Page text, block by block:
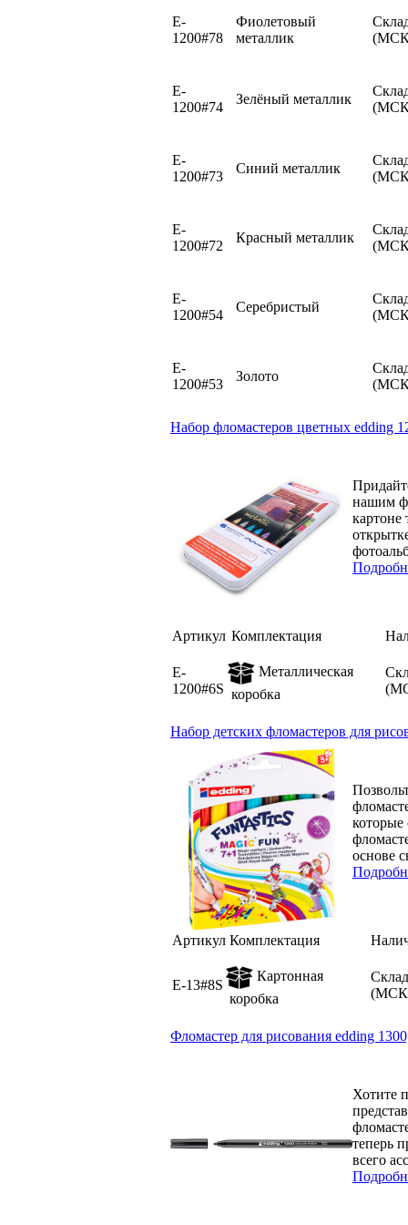
E-
1200#78
Фиолетовый
металлик
E-
1200#74
Зелёный металлик
E-
1200#73
Синий металлик
E-
1200#72
Красный металлик
E-
1200#54
Серебристый
E-
1200#53
Золото
Набор фломастеров цветных edding
нашим
картоне
Артикул Комплектация
E-
1200#6S
Металлическая
коробка
Набор детских фломастеров для
которые
основе
Артикул Комплектация
E-13#8S
Картонная
коробка
Склад
Фломастер для рисования edding
Хотите
теперь
всего